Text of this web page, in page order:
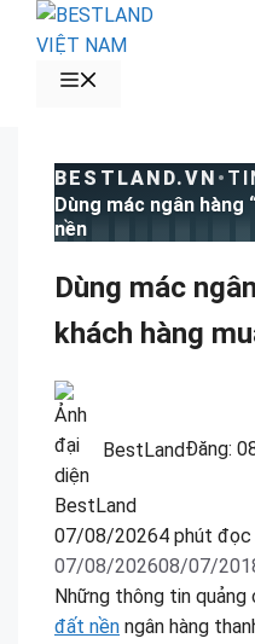
Chuyển
BESTLAND.VN •
Dùng mác ngân hàng
nền
Dùng mác
khách hàng
BestLandĐăng:
07/08/20264 phút đọc
07/08/202608/07/
Những thông tin quảng
đất nền ngân hàng